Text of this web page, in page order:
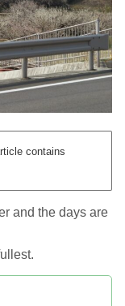
contains
and the days are